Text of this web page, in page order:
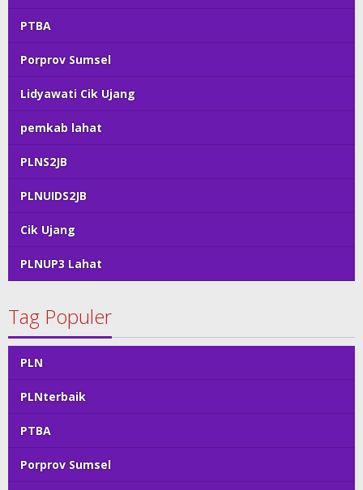
PTBA
Porprov Sumsel
Lidyawati Cik Ujang
pemkab lahat
PLNS2JB
PLNUIDS2JB
Cik Ujang
PLNUP3 Lahat
Tag Populer
PLN
PLNterbaik
PTBA
Porprov Sumsel